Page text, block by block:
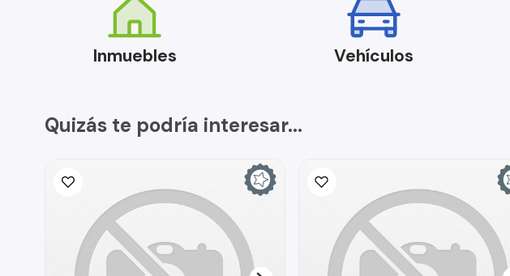
Inmuebles Vehículos
Quizás te podría interesar...